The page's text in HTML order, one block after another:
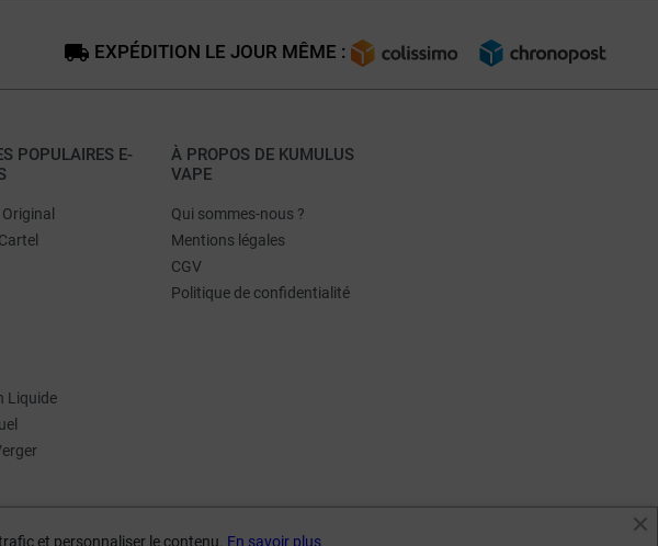
EXPÉDITION LE JOUR MÊME :
POPULAIRES E-
Liquide
À PROPOS DE KUMULUS
VAPE
Qui sommes-nous ?
Mentions légales
CGV
Politique de confidentialité
et personnaliser le contenu. En savoir plus